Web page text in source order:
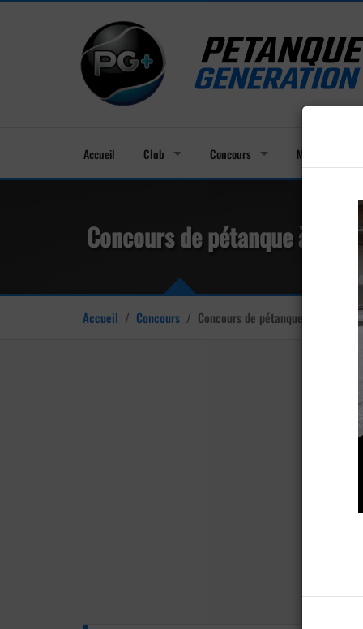
Accueil Club Concours Membres
Concours de pétanque à
Accueil / Concours / Concours de pétanque à Valergues